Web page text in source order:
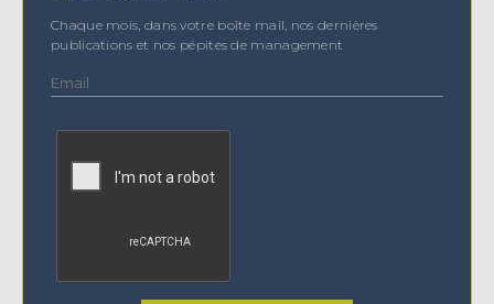
Chaque mois, dans votre boîte mail, nos dernières
publications et nos pépites de management